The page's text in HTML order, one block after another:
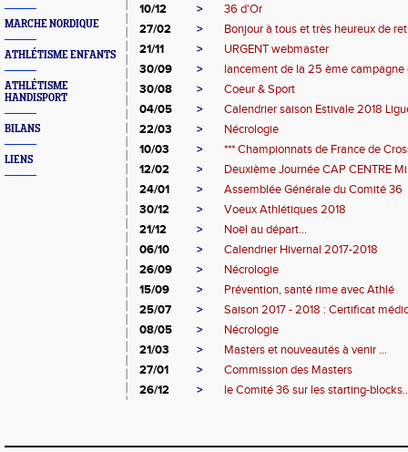
MARCHE NORDIQUE
ATHLÉTISME ENFANTS
ATHLÉTISME
HANDISPORT
BILANS
LIENS
10/12
>
36 d'Or
27/02
>
Bonjour à tous et très heureux de
21/11
>
URGENT webmaster
30/09
>
lancement de la 25 ème campagne
30/08
>
Coeur & Sport
04/05
>
Calendrier saison Estivale 2018
22/03
>
Nécrologie
10/03
>
*** Championnats de France de
12/02
>
Deuxième Journée CAP CENTRE
24/01
>
Assemblée Générale du Comité 36
30/12
>
Voeux Athlétiques 2018
21/12
>
Noël au départ...
06/10
>
Calendrier Hivernal 2017-2018
26/09
>
Nécrologie
15/09
>
Prévention, santé rime avec Athlé
25/07
>
Saison 2017 - 2018 : Certificat
08/05
>
Nécrologie
21/03
>
Masters et nouveautés à venir ...
27/01
>
Commission des Masters
26/12
> le Comité 36 sur les starting-